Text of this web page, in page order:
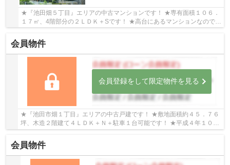
★『池田畑５丁目』エリアの中古マンションです！ ★専有面積１０６．
１７㎡、4階部分の２ＬＤＫ＋Sです！ ★高台にあるマンションなので大
阪平野一望の南向きバルコニーです！
会員物件
会員登録をして限定物件を見る
★『池田市畑１丁目』エリアの中古戸建です！ ★敷地面積約４５．７６
坪、木造２階建て４ＬＤＫ＋Ｎ＋駐車１台可能です！ ★平成４年１０月
建築、エスバイエル（現ヤマダエスバイエル）施...
会員物件